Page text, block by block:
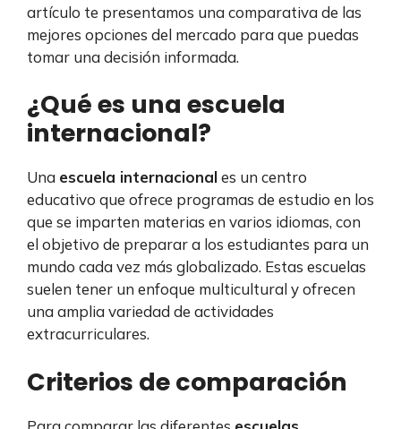
artículo te presentamos una comparativa de las
mejores opciones del mercado para que puedas
tomar una decisión informada.
¿Qué es una escuela
internacional?
Una escuela internacionales un centro
educativo que ofrece programas de estudio en los
que se imparten materias en varios idiomas, con
el objetivo de preparar a los estudiantes para un
mundo cada vez más globalizado. Estas escuelas
suelen tener un enfoque multicultural y ofrecen
una amplia variedad de actividades
extracurriculares.
Criterios de comparación